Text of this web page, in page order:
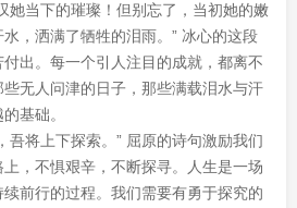
她当下的璀璨！但别忘了，当初她的嫩
，洒满了牺牲的泪雨。” 冰心的这段
出。每一个引人注目的成就，都离不
无人问津的日子，那些满载泪水与汗
基础。
吾将上下探索。” 屈原的诗句激励我们
，不惧艰辛，不断探寻。人生是一场
前行的过程。我们需要有勇于探究的